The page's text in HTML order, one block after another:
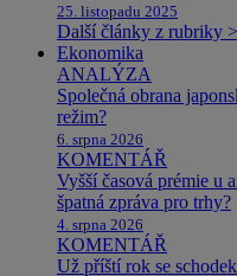
25. listopadu 2025
Další články z rubriky >
Ekonomika
ANALÝZA
Společná obrana
režim?
6. srpna 2026
KOMENTÁŘ
Vyšší časová prémie u
špatná zpráva pro trhy?
4. srpna 2026
KOMENTÁŘ
Už příští rok se